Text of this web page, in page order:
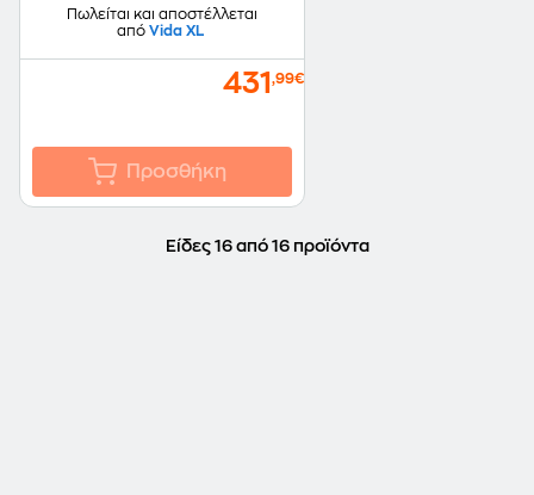
Πωλείται και αποστέλλεται
από Vida XL
431 ,99€
Προσθήκη
Είδες 16 από 16 προϊόντα